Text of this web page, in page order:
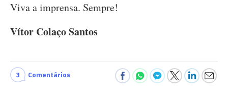
Viva a imprensa. Sempre!
Vítor Colaço Santos
3 Comentários